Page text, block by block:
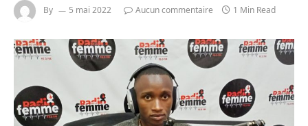
By 5 mai 2022 Aucun commentaire 1 Min Read